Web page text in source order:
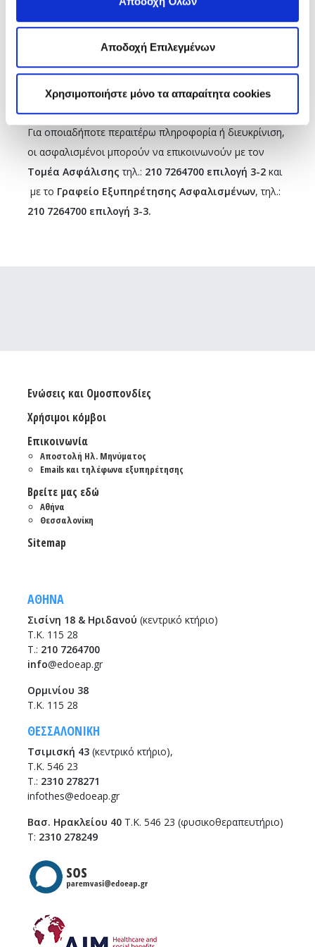
Αποδοχή Επιλεγμένων
Χρησιμοποιήστε μόνο τα απαραίτητα cookies
επικαιροποίησης (https://www.edoeap.gr/e-
services/epikirosi.php)
για τους ασφαλισμένους που
προσωποποιημένη ενημέρωση.
Για οποιαδήποτε περαιτέρω πληροφορία ή διευκρίνιση,
οι ασφαλισμένοι μπορούν να επικοινωνούν με τον
Τομέα Ασφάλισης τηλ.: 210 7264700 επιλογή 3-2 και
με το Γραφείο Εξυπηρέτησης Ασφαλισμένων, τηλ.:
210 7264700 επιλογή 3-3.
Ενώσεις και Ομοσπονδίες
Χρήσιμοι κόμβοι
Επικοινωνία
Αποστολή Ηλ. Μηνύματος
Emails και τηλέφωνα εξυπηρέτησης
Βρείτε μας εδώ
Αθήνα
Θεσσαλονίκη
Sitemap
ΑΘΗΝΑ
Σισίνη 18 & Ηριδανού (κεντρικό κτήριο)
Τ.Κ. 115 28
T.: 210 7264700
info@edoeap.gr
Ορμινίου 38
Τ.Κ. 115 28
ΘΕΣΣΑΛΟΝΙΚΗ
Τσιμισκή 43 (κεντρικό κτήριο),
Τ.Κ. 546 23
T.: 2310 278271
infothes@edoeap.gr
Βασ. Ηρακλείου 40 Τ.Κ. 546 23 (φυσικοθεραπευτήριο)
Τ: 2310 278249